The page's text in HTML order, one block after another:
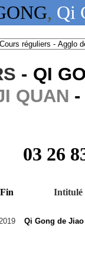
, Qi
- QI
QUAN -
- 03 26
Intitulé
Qi Gong de